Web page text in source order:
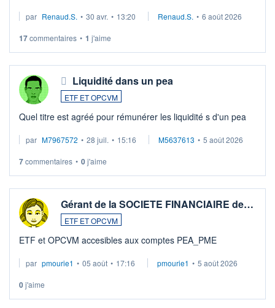
Investissement long terme tip top pour sa retraite.
par Renaud.S. • 30 avr. • 13:20 Renaud.S. • 6 août 2026
17commentaires • 1 j'aime
Liquidité dans un pea
ETF ET OPCVM
Quel titre est agréé pour rémunérer les liquidité s d'un pea
par M7967572 • 28 juil. • 15:16 M5637613 • 5 août 2026
7commentaires • 0j'aime
Gérant de la SOCIETE FINANCIAIRE de…
ETF ET OPCVM
ETF et OPCVM accesibles aux comptes PEA_PME
par pmourie1 • 05 août • 17:16 pmourie1 • 5 août 2026
0j'aime